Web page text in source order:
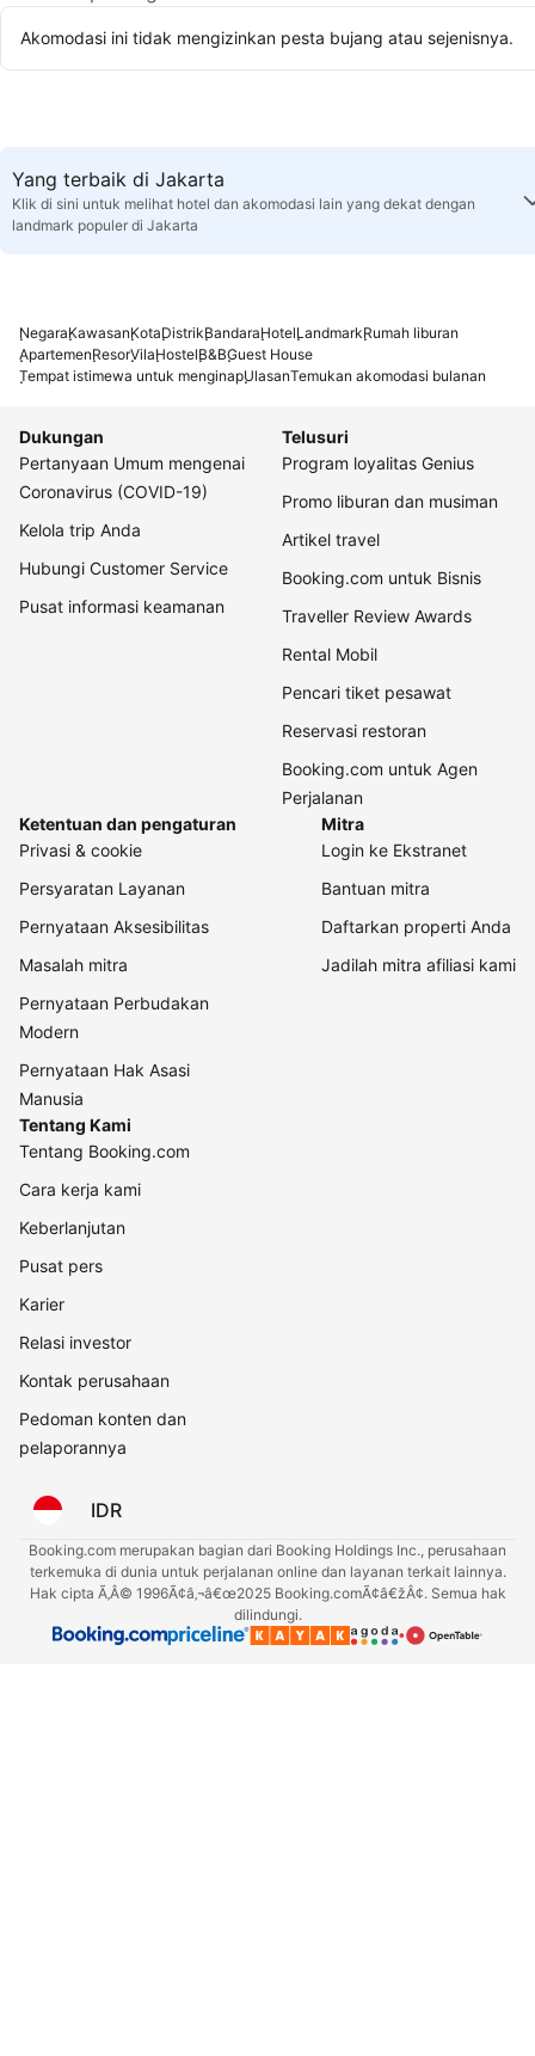
Akomodasi ini tidak mengizinkan pesta bujang atau sejenisnya.
Yang terbaik di Jakarta
Klik di sini untuk melihat hotel dan akomodasi lain yang dekat dengan
landmark populer di Jakarta
NegaraKawasanKotaDistrikBandaraHotelLandmarkRumah liburan
ApartemenResorVilaHostelB&BGuest House
Tempat istimewa untuk menginapUlasanTemukan akomodasi bulanan
Dukungan
Pertanyaan Umum mengenai
Coronavirus (COVID-19)
Kelola trip Anda
Hubungi Customer Service
Pusat informasi keamanan
Telusuri
Program loyalitas Genius
Promo liburan dan musiman
Artikel travel
Booking.com untuk Bisnis
Traveller Review Awards
Rental Mobil
Pencari tiket pesawat
Reservasi restoran
Booking.com untuk Agen
Perjalanan
Ketentuan dan pengaturan
Privasi & cookie
Persyaratan Layanan
Pernyataan Aksesibilitas
Masalah mitra
Pernyataan Perbudakan
Modern
Pernyataan Hak Asasi
Manusia
Mitra
Login ke Ekstranet
Bantuan mitra
Daftarkan properti Anda
Jadilah mitra afiliasi kami
Tentang Kami
Tentang Booking.com
Cara kerja kami
Keberlanjutan
Pusat pers
Karier
Relasi investor
Kontak perusahaan
Pedoman konten dan
pelaporannya
IDR
Booking.com merupakan bagian dari Booking Holdings Inc., perusahaan
terkemuka di dunia untuk perjalanan online dan layanan terkait lainnya.
Hak cipta Ã‚Â© 1996Ã¢â‚¬â€œ2025 Booking.comÃ¢â€žÂ¢. Semua hak
dilindungi.